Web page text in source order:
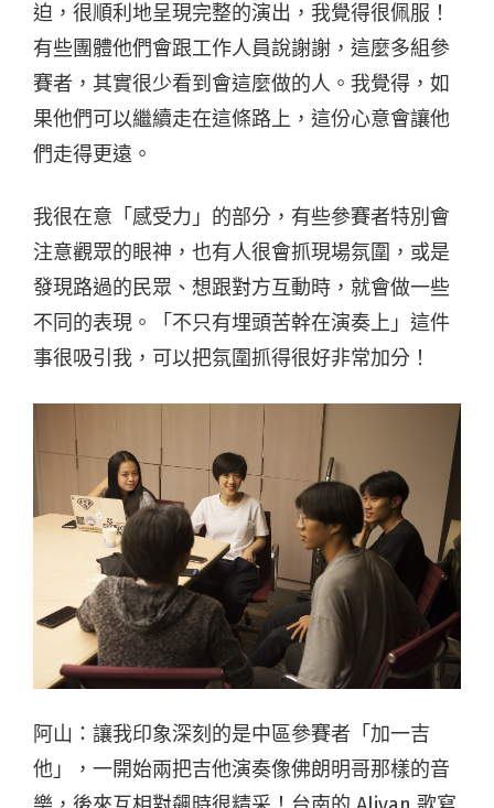
迫，很順利地呈現完整的演出，我覺得很佩服！
有些團體他們會跟工作人員說謝謝，這麼多組參
賽者，其實很少看到會這麼做的人。我覺得，如
果他們可以繼續走在這條路上，這份心意會讓他
們走得更遠。
我很在意「感受力」的部分，有些參賽者特別會
注意觀眾的眼神，也有人很會抓現場氛圍，或是
發現路過的民眾、想跟對方互動時，就會做一些
不同的表現。「不只有埋頭苦幹在演奏上」這件
事很吸引我，可以把氛圍抓得很好非常加分！
阿山：讓我印象深刻的是中區參賽者「加一吉
他」，一開始兩把吉他演奏像佛朗明哥那樣的音